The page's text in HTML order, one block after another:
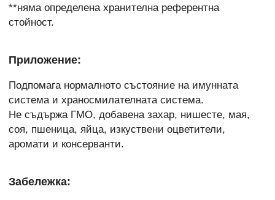
**няма определена хранителна референтна
стойност.
Приложение:
Подпомага нормалното състояние на имунната
система и храносмилателната система.
Не съдържа ГМО, добавена захар, нишесте, мая,
соя, пшеница, яйца, изкуствени оцветители,
аромати и консерванти.
Забележка: